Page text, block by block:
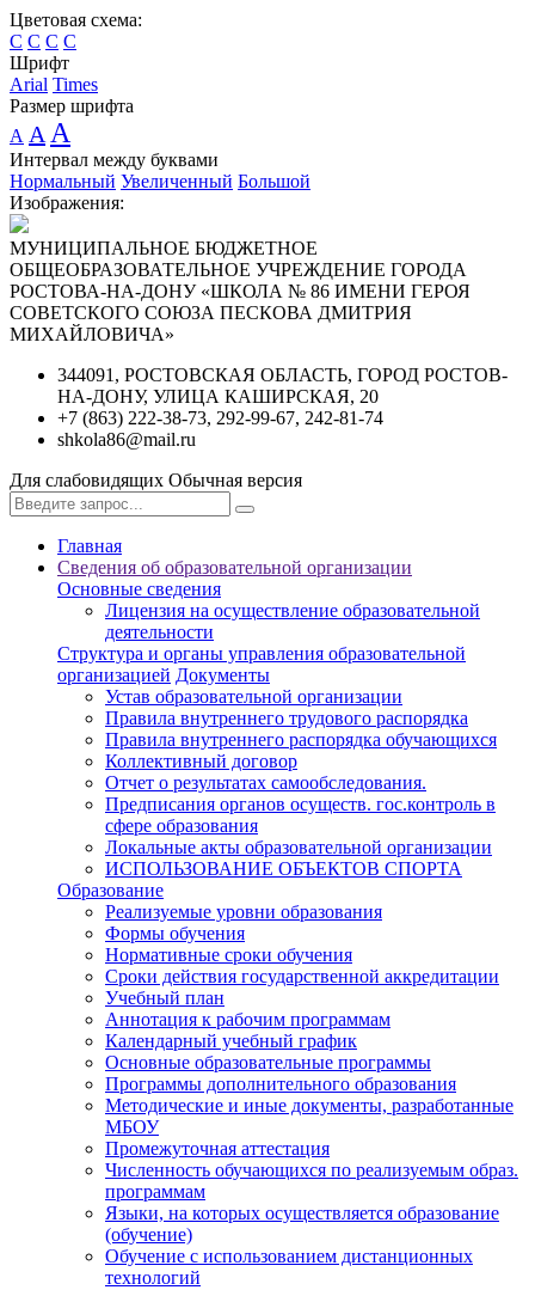
Цветовая схема:
C C C C
Шрифт
Arial Times
Размер шрифта
A A A
Интервал между буквами
Нормальный Увеличенный Большой
Изображения:
МУНИЦИПАЛЬНОЕ БЮДЖЕТНОЕ
ОБЩЕОБРАЗОВАТЕЛЬНОЕ УЧРЕЖДЕНИЕ ГОРОДА
РОСТОВА-НА-ДОНУ «ШКОЛА № 86 ИМЕНИ ГЕРОЯ
СОВЕТСКОГО СОЮЗА ПЕСКОВА ДМИТРИЯ
МИХАЙЛОВИЧА»
344091, РОСТОВСКАЯ ОБЛАСТЬ, ГОРОД РОСТОВ-
НА-ДОНУ, УЛИЦА КАШИРСКАЯ, 20
+7 (863) 222-38-73, 292-99-67, 242-81-74
shkola86@mail.ru
Для слабовидящих Обычная версия
Главная
Cведения об образовательной организации
Основные сведения
Лицензия на осуществление образовательной
деятельности
Структура и органы управления образовательной
организацией Документы
Устав образовательной организации
Правила внутреннего трудового распорядка
Правила внутреннего распорядка обучающихся
Коллективный договор
Отчет о результатах самообследования.
Предписания органов осуществ. гос.контроль в
сфере образования
Локальные акты образовательной организации
ИСПОЛЬЗОВАНИЕ ОБЪЕКТОВ СПОРТА
Образование
Реализуемые уровни образования
Формы обучения
Нормативные сроки обучения
Сроки действия государственной аккредитации
Учебный план
Аннотация к рабочим программам
Календарный учебный график
Основные образовательные программы
Программы дополнительного образования
Методические и иные документы, разработанные
МБОУ
Промежуточная аттестация
Численность обучающихся по реализуемым образ.
программам
Языки, на которых осуществляется образование
(обучение)
Обучение с использованием дистанционных
технологий